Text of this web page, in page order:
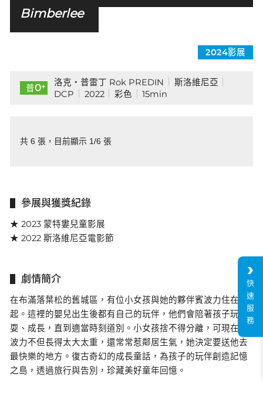
Bimberlee
2024影展
普0+ 洛克・普雷丁 Rok PREDIN
斯洛維尼亞
DCP
2022 彩色 15min
共 6 張，目前顯示 1/6 張
參展與獲獎紀錄
★ 2023 蒙特婁兒童影展
★ 2022 斯洛維尼亞電影節
劇情簡介
在布滿落葉松的舊城區，有位小女孩與她的夥伴賓波力住在一
起。這裡的嬰兒出生後都有自己的玩伴，他們會陪著孩子玩
耍、成長，直到適當時刻道別。小女孩捨不得分離，可現在賓
波力不但長得太大太重，還常常惹鄰居生氣，她決定要送他去
最快樂的地方。復古奇幻的成長童話，為孩子的玩伴創造記憶
之島，透過旅行與告別，珍藏美好童年回憶。
快
速
服
務